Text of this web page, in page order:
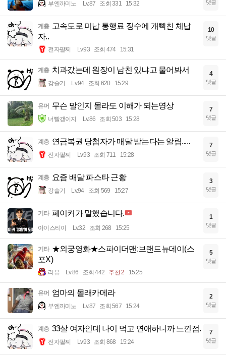
부엔까미노 Lv.87 조회 331 15:32 댓글
계층 고속도로 미납 통행료 징수에 개빡친 체납
자..
전자팔찌 Lv.93 조회 474 15:31
10
댓글
계층 치과갔는데 원장이 남친 있냐고 물어봐서
강슬기 Lv.94 조회 620 15:29
4
댓글
유머 무슨 말인지 몰라도 이해가 되는영상
너빨갱이지 Lv.86 조회 503 15:28
7
댓글
계층 연금복권 당첨자가 매달 받는다는 알림.....
전자팔찌 Lv.93 조회 711 15:28
7
댓글
계층 요즘 배달 파스타 근황
강슬기 Lv.94 조회 569 15:27
3
댓글
기타 페이커가 말했습니다.
아이스티이 Lv.32 조회 268 15:25
1
댓글
기타 ★외궁영화★스파이더맨:브랜드뉴데이(스
포X)
리뷰 Lv.86 조회 442 추천 2 15:25
5
댓글
유머 엄마의 몰래카메라
부엔까미노 Lv.87 조회 567 15:24
2
댓글
계층 33살 여자인데 나이 먹고 연애하니까 느낀점.
전자팔찌 Lv.93 조회 868 15:24
7
댓글